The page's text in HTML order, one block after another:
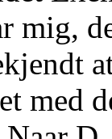
mig,
med